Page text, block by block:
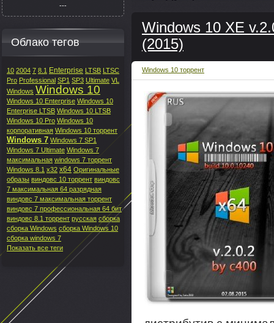
Windows 10 XE
(2015)
Windows 10 торрент
---
Облако тегов
10 2004 7 8.1 Enterprise LTSB LTSC
Pro Professional SP1 SP3 Ultimate VL
Windows Windows 10
Windows 10 Enterprise Windows 10
Enterprise LTSB Windows 10 LTSB
Windows 10 Pro Windows 10
корпоративная Windows 10 торрент
Windows 7 Windows 7 SP1
Windows 7 Ultimate Windows 7
максимальная windows 7 торрент
Windows 8.1 x32 x64 Оригинальные
образы виндовс 10 торрент виндовс
7 максимальная 64 разрядная
виндовс 7 максимальная торрент
виндовс 7 профессиональная 64 бит
виндовс 8.1 торрент русская сборка
сборка Windows сборка Windows 10
сборка windows 7
Показать все теги